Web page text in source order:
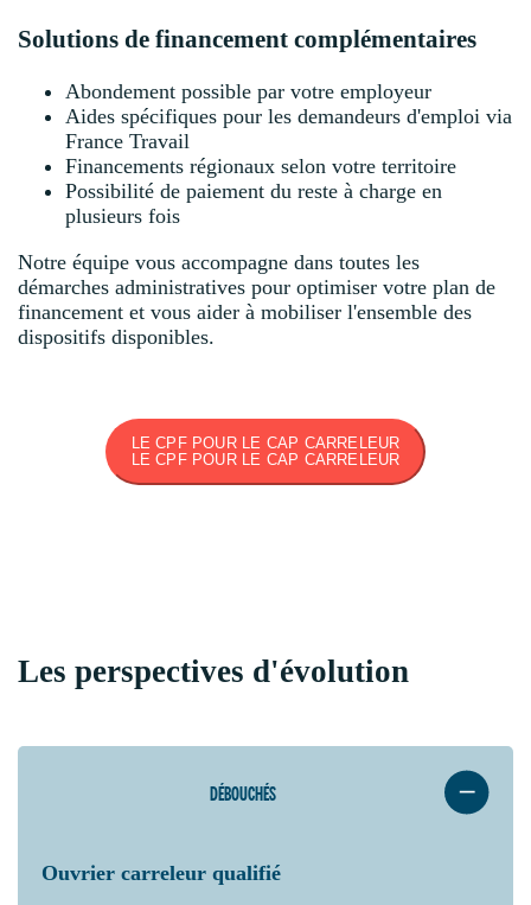
Solutions de financement complémentaires
Abondement possible par votre employeur
Aides spécifiques pour les demandeurs d'emploi via
France Travail
Financements régionaux selon votre territoire
Possibilité de paiement du reste à charge en
plusieurs fois
Notre équipe vous accompagne dans toutes les
démarches administratives pour optimiser votre plan de
financement et vous aider à mobiliser l'ensemble des
dispositifs disponibles.
LE CPF POUR LE CAP CARRELEUR
LE CPF POUR LE CAP CARRELEUR
Les perspectives d'évolution
DÉBOUCHÉS
Ouvrier carreleur qualifié